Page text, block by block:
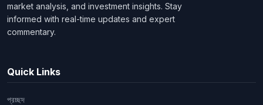
market analysis, and investment insights. Stay
informed with real-time updates and expert
commentary.
Quick Links
প্রচ্ছদ